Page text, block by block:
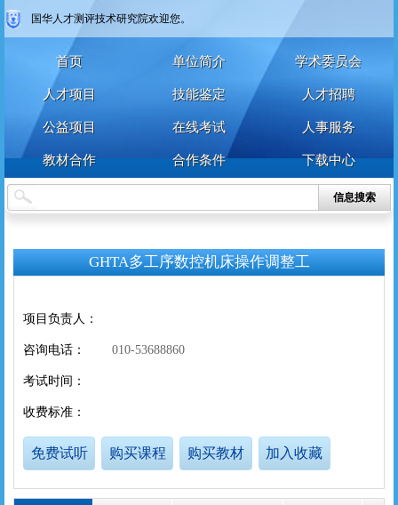
用户名
密 码
登录
个人 企业 艺术人才 特殊群众
密 码
确认密码
注册
国华人才测评技术研究院欢迎您。
首页 单位简介 学术委员会
人才项目 技能鉴定 人才招聘
公益项目 在线考试 人事服务
教材合作 合作条件 下载中心
信息搜索
GHTA多工序数控机床操作调整工
项目负责人：
咨询电话： 010-53688860
考试时间：
收费标准：
免费试听 购买课程 购买教材 加入收藏